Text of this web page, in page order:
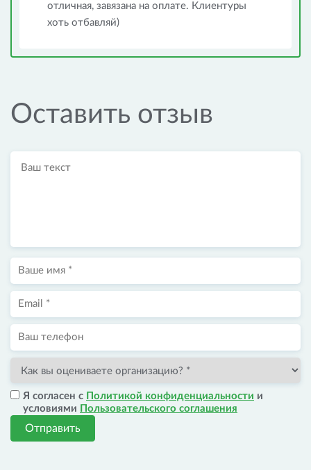
отличная, завязана на оплате. Клиентуры
хоть отбавляй)
Оставить отзыв
Я согласен с Политикой конфиденциальности и
условиями Пользовательского соглашения
Отправить